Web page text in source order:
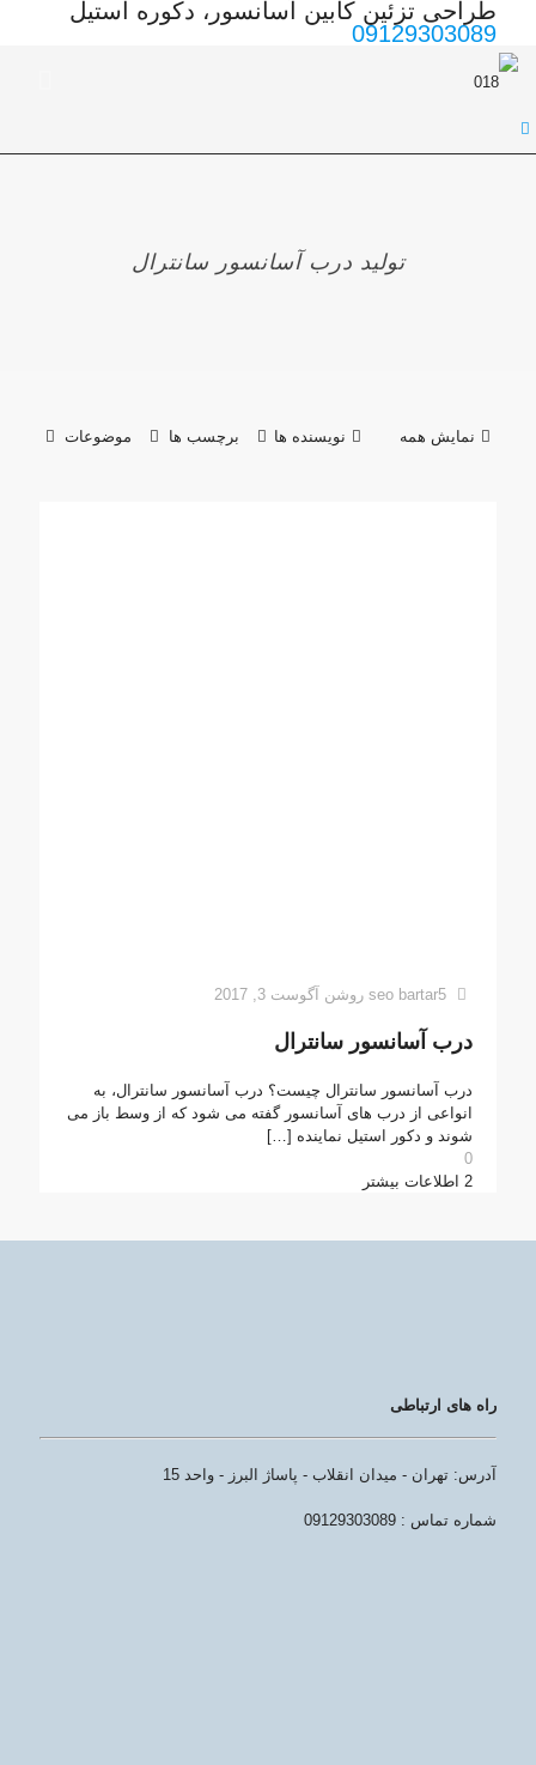
طراحی تزئین کابین آسانسور، دکوره استیل
09129303089
تولید درب آسانسور سانترال
موضوعات برچسب ها نویسنده ها نمایش همه
seo bartar5 روشن آگوست 3, 2017
درب آسانسور سانترال
درب آسانسور سانترال چیست؟ درب آسانسور سانترال، به
انواعی از درب های آسانسور گفته می شود که از وسط باز می
شوند و دکور استیل نماینده […]
0
2 اطلاعات بیشتر
راه های ارتباطی
آدرس: تهران - میدان انقلاب - پاساژ البرز - واحد 15
شماره تماس : 09129303089